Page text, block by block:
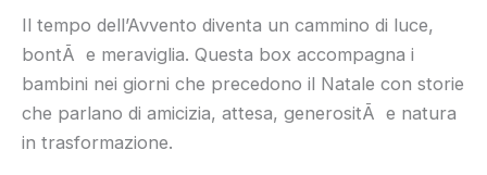
Il tempo dell’Avvento diventa un cammino di luce,
bontÃ e meraviglia. Questa box accompagna i
bambini nei giorni che precedono il Natale con storie
che parlano di amicizia, attesa, generositÃ e natura
in trasformazione.